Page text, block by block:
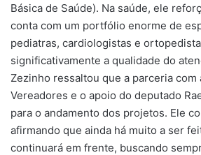
Básica de Saúde). Na saúde, ele
conta com um portfólio enorme de
pediatras, cardiologistas e
significativamente a qualidade do
Zezinho ressaltou que a parceria com
Vereadores e o apoio do deputado
para o andamento dos projetos. Ele
afirmando que ainda há muito a ser
continuará em frente, buscando